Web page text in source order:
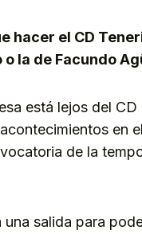
hacer el CD
la de Facundo
está lejos del
en
de la
una salida para